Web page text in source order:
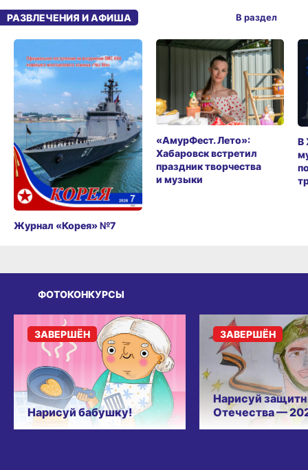
РАЗВЛЕЧЕНИЯ И АФИША
Журнал «Корея» №7
«АмурФест. Лето»:
Хабаровск встретил
праздник творчества
и музыки
В
В раздел
ФОТОКОНКУРСЫ
Нарисуй бабушку!
ЗАВЕРШЁН
Нарисуй
Отечества —
ЗАВЕРШЁН